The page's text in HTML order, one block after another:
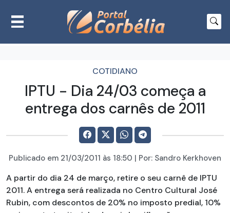
COTIDIANO
IPTU - Dia 24/03 começa a
entrega dos carnês de 2011
Publicado em 21/03/2011 às 18:50 | Por: Sandro Kerkhoven
A partir do dia 24 de março, retire o seu carnê de IPTU
2011. A entrega será realizada no Centro Cultural José
Rubin, com descontos de 20% no imposto predial, 10%